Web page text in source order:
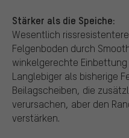
Stärker als die Speiche:
Wesentlich
Felgenboden durch
winkelgerechte
Langlebiger als bisherige
Beilagscheiben, die
verursachen, aber den
verstärken.